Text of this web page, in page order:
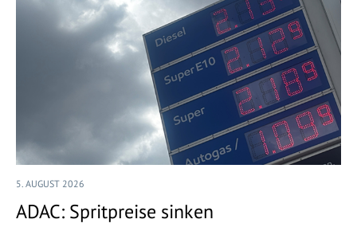
5. AUGUST 2026
ADAC: Spritpreise sinken